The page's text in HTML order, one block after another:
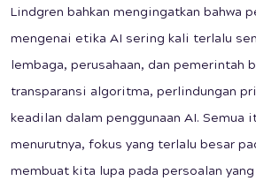
Lindgren bahkan mengingatkan bahwa
mengenai etika AI sering kali terlalu
lembaga, perusahaan, dan pemerintah
transparansi algoritma, perlindungan
keadilan dalam penggunaan AI. Semua
menurutnya, fokus yang terlalu besar
membuat kita lupa pada persoalan